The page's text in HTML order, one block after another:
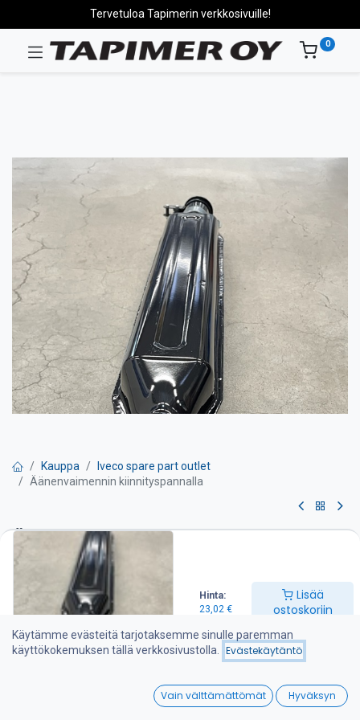
Hinta:
23,02 €
Lisää
ostoskoriin
Wishlist
Tervetuloa Tapimerin verkkosivuille!
0
Kauppa
Iveco spare part outlet
Äänenvaimennin kiinnityspannalla
Äänenvaimennin
kiinnityspannalla
Pituus: 900mm
60mm putkelle
Tuotetta ei ole enää saatavilla.
Käytämme evästeitä tarjotaksemme sinulle paremman
käyttökokemuksen tällä verkkosivustolla.
Evästekäytäntö
Vain välttämättömät Hyväksyn